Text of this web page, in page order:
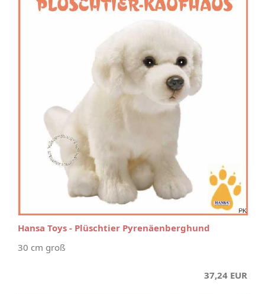
Hansa Toys - Plüschtier Pyrenäenberghund
30 cm groß
37,24 EUR